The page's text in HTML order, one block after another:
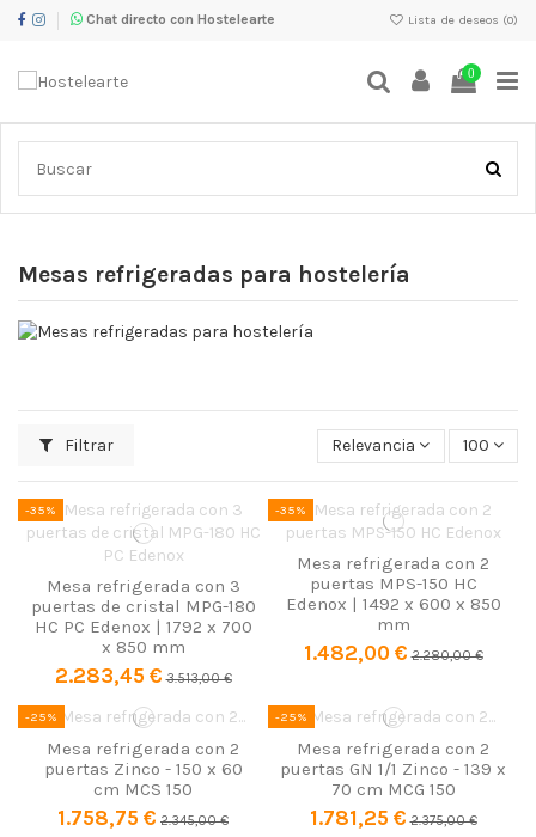
Chat directo con Hostelearte Lista de deseos (0)
0
Inicio Maquinaria de Frío Mesas refrigeradas para hostelería
Mesas refrigeradas para hostelería
Filtrar Relevancia 100
-35%
Mesa refrigerada con 3
puertas de cristal MPG-180
HC PC Edenox | 1792 x 700
x 850 mm
2.283,45 € 3.513,00 €
-35%
Mesa refrigerada con 2
puertas MPS-150 HC
Edenox | 1492 x 600 x 850
mm
1.482,00 € 2.280,00 €
-25%
Mesa refrigerada con 2
puertas Zinco - 150 x 60
cm MCS 150
1.758,75 € 2.345,00 €
-25%
Mesa refrigerada con 2
puertas GN 1/1 Zinco - 139 x
70 cm MCG 150
1.781,25 € 2.375,00 €